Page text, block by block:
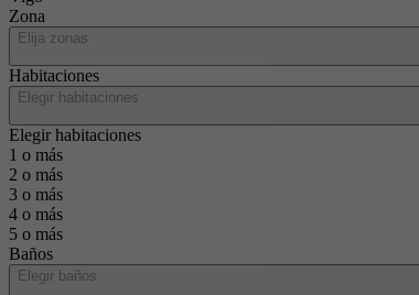
Zona
Elija zonas
Habitaciones
Elegir habitaciones
Elegir habitaciones
1 o más
2 o más
3 o más
4 o más
5 o más
Baños
Elegir baños